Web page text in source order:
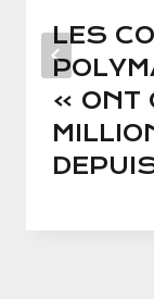
LES
» ONT